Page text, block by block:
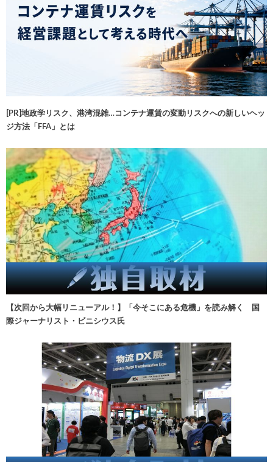
[PR]地政学リスク、港湾混雑…コンテナ運賃の変動リスクへの新しいヘッ
ジ方法「FFA」とは
【次回から大幅リニューアル！】「今そこにある危機」を読み解く 国
際ジャーナリスト・ビニシウス氏